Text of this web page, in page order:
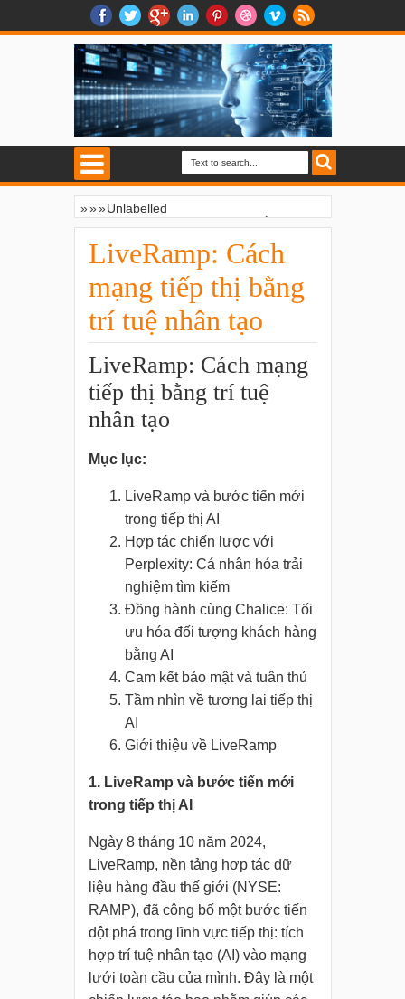
»» Unlabelled
»
LiveRamp: Cách
mạng tiếp thị bằng
trí tuệ nhân tạo
LiveRamp: Cách mạng
tiếp thị bằng trí tuệ
nhân tạo
Mục lục:
LiveRamp và bước tiến mới
trong tiếp thị AI
Hợp tác chiến lược với
Perplexity: Cá nhân hóa trải
nghiệm tìm kiếm
Đồng hành cùng Chalice: Tối
ưu hóa đối tượng khách hàng
bằng AI
Cam kết bảo mật và tuân thủ
Tầm nhìn về tương lai tiếp thị
AI
Giới thiệu về LiveRamp
1. LiveRamp và bước tiến mới
trong tiếp thị AI
Ngày 8 tháng 10 năm 2024,
LiveRamp, nền tảng hợp tác dữ
liệu hàng đầu thế giới (NYSE:
RAMP), đã công bố một bước tiến
đột phá trong lĩnh vực tiếp thị: tích
hợp trí tuệ nhân tạo (AI) vào mạng
lưới toàn cầu của mình. Đây là một